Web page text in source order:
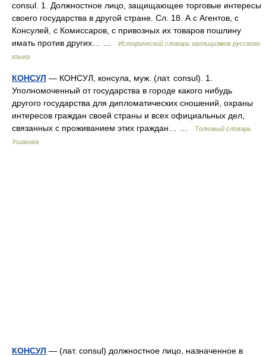
consul. 1. Должностное лицо, защищающее торговые интересы
своего государства в другой стране. Сл. 18. А с Агентов, с
Консулей, с Комиссаров, с привозных их товаров пошлину
имать против других… …
Исторический словарь галлицизмов русского
языка
КОНСУЛ — КОНСУЛ, консула, муж. (лат. consul). 1.
Уполномоченный от государства в городе какого нибудь
другого государства для дипломатических сношений, охраны
интересов граждан своей страны и всех официальных дел,
связанных с проживанием этих граждан… …
Толковый словарь
Ушакова
КОНСУЛ — (лат. consul) должностное лицо, назначенное в